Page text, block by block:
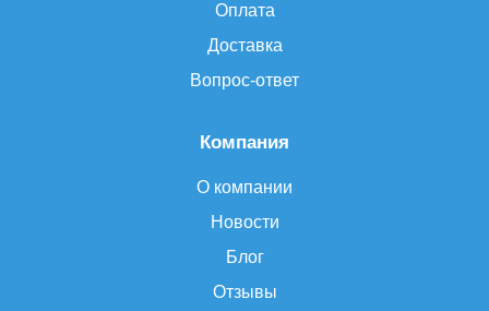
Компания
О компании
Новости
Блог
Отзывы
Оплата
Доставка
Вопрос-ответ